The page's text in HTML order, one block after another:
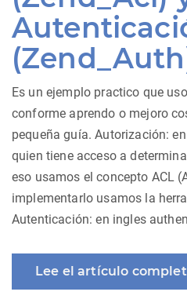
Es un ejemplo practico que
conforme aprendo o mejoro
pequeña guía. Autorización:
quien tiene acceso a
eso usamos el concepto ACL
implementarlo usamos la
Autenticación: en ingles
Lee el artículo